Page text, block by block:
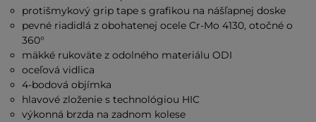
protišmykový grip tape s grafikou na nášľapnej doske
pevné riadidlá z obohatenej ocele Cr-Mo 4130, otočné o
360°
mäkké rukoväte z odolného materiálu ODI
oceľová vidlica
4-bodová objímka
hlavové zloženie s technológiou HIC
výkonná brzda na zadnom kolese